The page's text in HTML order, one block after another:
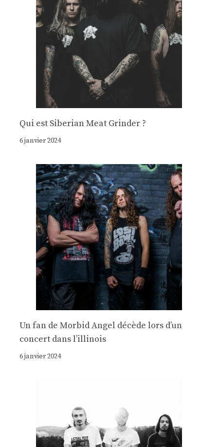
Qui est Siberian Meat Grinder ?
6 janvier 2024
Un fan de Morbid Angel décède lors d’un
concert dans l’illinois
6 janvier 2024